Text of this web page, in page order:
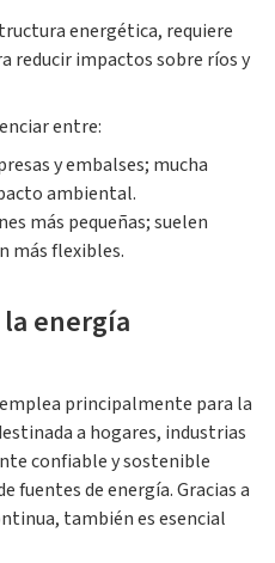
energética, requiere
reducir impactos sobre ríos y
entre:
y embalses; mucha
ambiental.
más pequeñas; suelen
más flexibles.
energía
principalmente para la
a hogares, industrias
confiable y sostenible
fuentes de energía. Gracias a
también es esencial